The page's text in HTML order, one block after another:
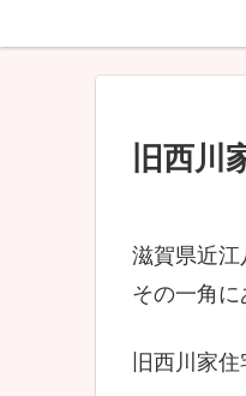
旧西
滋賀県近
その一角
旧西川家